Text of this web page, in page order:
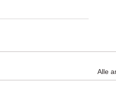
Alle